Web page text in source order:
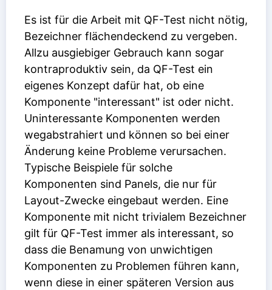
Es ist für die Arbeit mit QF-Test nicht nötig,
Bezeichner flächendeckend zu vergeben.
Allzu ausgiebiger Gebrauch kann sogar
kontraproduktiv sein, da QF-Test ein
eigenes Konzept dafür hat, ob eine
Komponente "interessant" ist oder nicht.
Uninteressante Komponenten werden
wegabstrahiert und können so bei einer
Änderung keine Probleme verursachen.
Typische Beispiele für solche
Komponenten sind Panels, die nur für
Layout-Zwecke eingebaut werden. Eine
Komponente mit nicht trivialem Bezeichner
gilt für QF-Test immer als interessant, so
dass die Benamung von unwichtigen
Komponenten zu Problemen führen kann,
wenn diese in einer späteren Version aus